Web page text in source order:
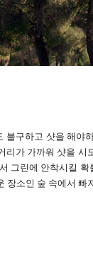
구하고 샷을 해야
가 가까워 샷을 시
그린에 안착시킬
장소인 숲 속에서 빠